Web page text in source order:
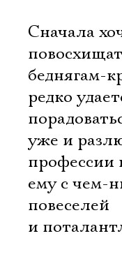
Сначала
беднягам-
редко
уже и
профессии
ему с чем-
повеселей
и